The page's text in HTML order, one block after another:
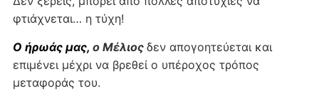
φτιάχνεται… η τύχη!
Ο ήρωάς μας, ο Μέλιος δεν απογοητεύεται και
επιμένει μέχρι να βρεθεί ο υπέροχος τρόπος
μεταφοράς του.